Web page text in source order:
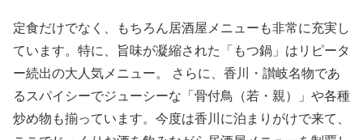
定食だけでなく、もちろん居酒屋メニューも非常に充実し
ています。特に、旨味が凝縮された「もつ鍋」はリピータ
ー続出の大人気メニュー。 さらに、香川・讃岐名物であ
るスパイシーでジューシーな「骨付鳥（若・親）」や各種
炒め物も揃っています。今度は香川に泊まりがけで来て、